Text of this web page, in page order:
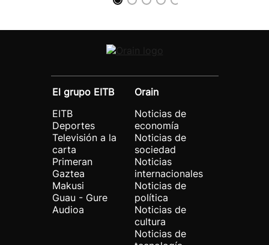
El grupo EITB
EITB
Deportes
Televisión a la
carta
Primeran
Gaztea
Makusi
Guau - Gure
Audioa
Orain
Noticias de
economía
Noticias de
sociedad
Noticias
internacionales
Noticias de
política
Noticias de
cultura
Noticias de